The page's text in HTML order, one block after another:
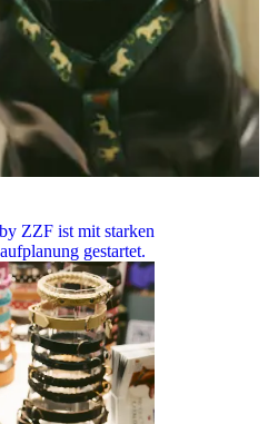
ZZF ist mit starken
gestartet.